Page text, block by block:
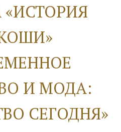
«ИСТОРИЯ
И МОДА:
СЕГОДНЯ»